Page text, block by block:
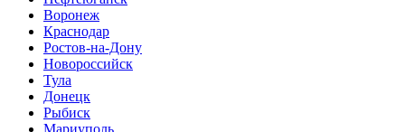
Воронеж
Краснодар
Ростов-на-Дону
Новороссийск
Тула
Донецк
Рыбиск
Мариуполь